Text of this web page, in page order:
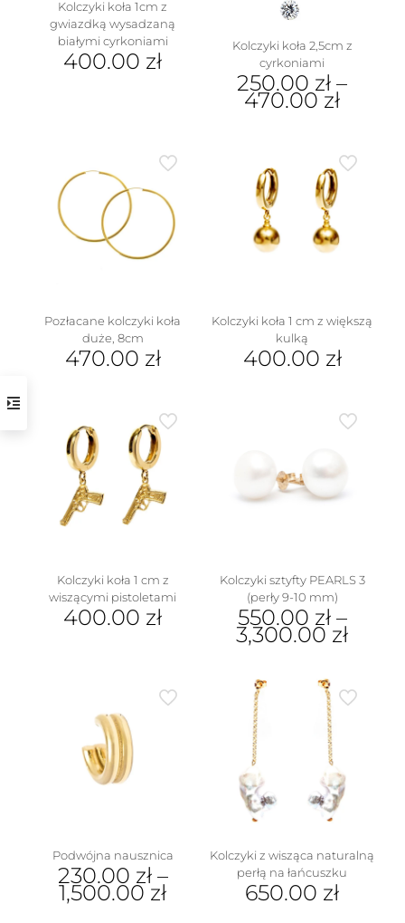
Kolczyki koła 1cm z
gwiazdką wysadzaną
białymi cyrkoniami
400.00 zł
Kolczyki koła 2,5cm z
cyrkoniami
250.00 zł –
470.00 zł
wiele
wariantów.
Opcje
można
wybrać
Pozłacane kolczyki koła
duże, 8cm
470.00 zł
Kolczyki koła 1 cm z większą
kulką
400.00 zł
Kolczyki koła 1 cm z
wiszącymi pistoletami
400.00 zł
Kolczyki sztyfty PEARLS 3
(perły 9-10 mm)
550.00 zł–
3,300.00 zł
wariantów.
można
wybrać
stronie
Podwójna nausznica
230.00 zł–
1,500.00 zł
Kolczyki z wisząca naturalną
perłą na łańcuszku
650.00 zł